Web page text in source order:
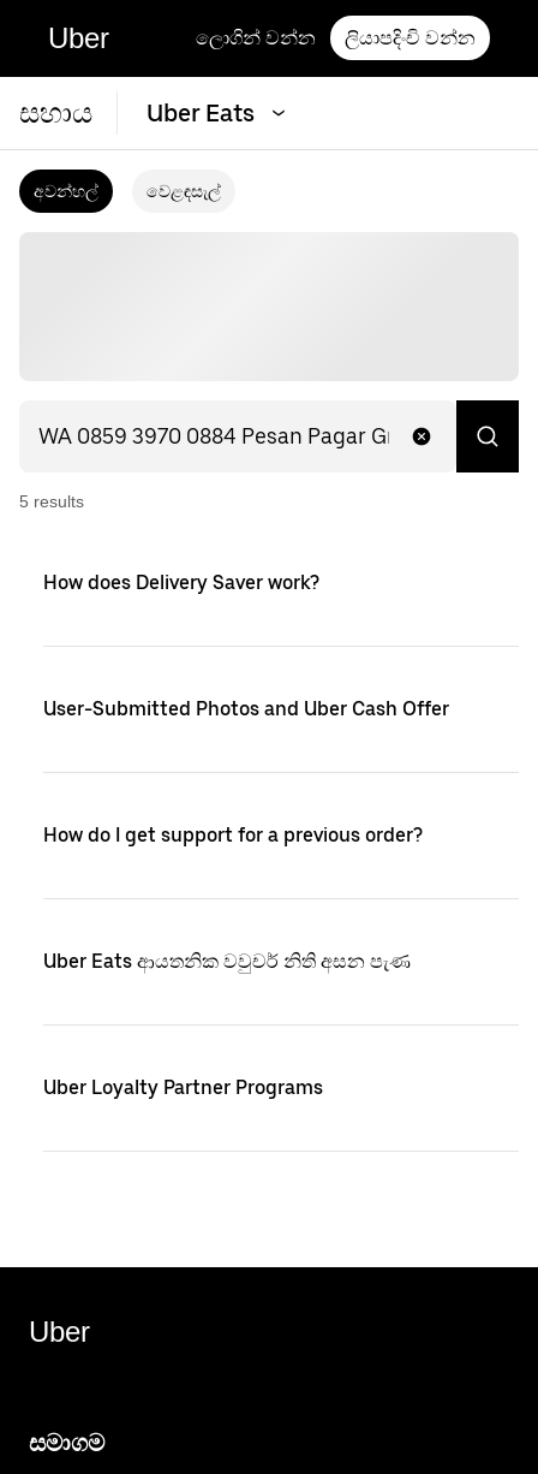
Uber ලොගින් වන්න ලියාපදිංචි වන්න
සහාය Uber Eats
අවන්හල් වෙළඳසැල්
5 results
How does Delivery Saver work?
User-Submitted Photos and Uber Cash Offer
How do I get support for a previous order?
Uber Eats ආයතනික වවුචර් නිති අසන පැණ
Uber Loyalty Partner Programs
Uber
සමාගම